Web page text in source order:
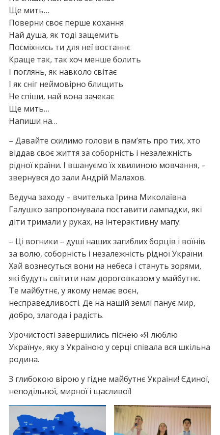
Ще мить…
Поверни своє перше кохання
Най душа, як тоді защемить
Посміхнись ти для неї востаннє
Краще так, так хоч менше болить
І поглянь, як навколо світає
І як сніг неймовірно блищить
Не спіши, най вона зачекає
Ще мить…
Напиши на…
– Давайте схилимо голови в пам’ять про тих, хто
віддав своє життя за соборність і незалежність
рідної країни. І вшануємо їх хвилиною мовчання, –
звернувся до зали Андрій Малахов.
Ведуча заходу – вчителька Ірина Миколаївна
Галушко запропонувала поставити лампадки, які
діти тримали у руках, на інтерактивну мапу:
– Ці вогники – душі наших загиблих борців і воїнів
за волю, соборність і незалежність рідної України.
Хай вознесуться вони на небеса і стануть зорями,
які будуть світити нам дороговказом у майбутнє.
Те майбутнє, у якому немає воєн,
несправедливості. Де на нашій землі панує мир,
добро, злагода і радість.
Урочистості завершились піснею «Я люблю
Україну», яку з Україною у серці співала вся шкільна
родина.
З глибокою вірою у гідне майбутнє України! Єдиної,
неподільної, мирної і щасливої!